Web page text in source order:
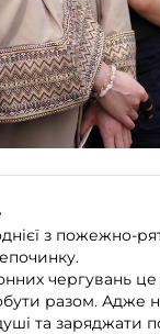
з пожежно-
чергувань
разом. Адже
та заряджати